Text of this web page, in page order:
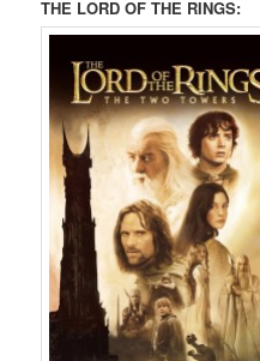
THE LORD OF THE RINGS: